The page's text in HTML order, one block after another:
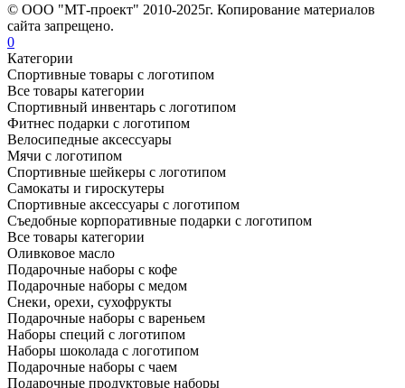
© ООО "МТ-проект" 2010-2025г. Копирование материалов
сайта запрещено.
0
Категории
Спортивные товары с логотипом
Все товары категории
Спортивный инвентарь с логотипом
Фитнес подарки с логотипом
Велосипедные аксессуары
Мячи с логотипом
Спортивные шейкеры с логотипом
Самокаты и гироскутеры
Спортивные аксессуары с логотипом
Съедобные корпоративные подарки с логотипом
Все товары категории
Оливковое масло
Подарочные наборы с кофе
Подарочные наборы с медом
Снеки, орехи, сухофрукты
Подарочные наборы с вареньем
Наборы специй с логотипом
Наборы шоколада с логотипом
Подарочные наборы с чаем
Подарочные продуктовые наборы